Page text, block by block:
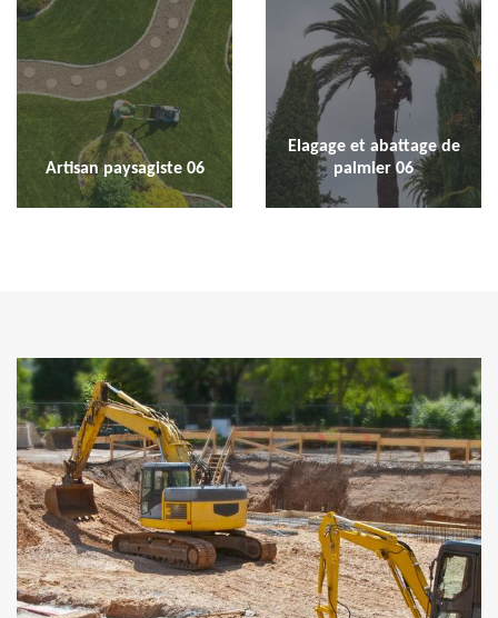
Artisan paysagiste 06
Elagage et abattage de
palmier 06